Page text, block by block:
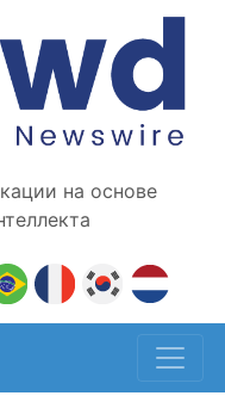
на основе